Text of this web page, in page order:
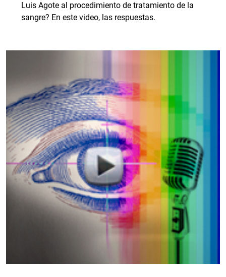
Luis Agote al procedimiento de tratamiento de la
sangre? En este video, las respuestas.